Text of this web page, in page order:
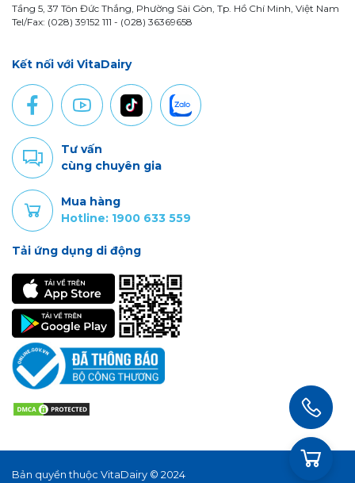
Tầng 5, 37 Tôn Đức Thắng, Phường Sài Gòn, Tp. Hồ Chí Minh, Việt Nam
Tel/Fax: (028) 39152 111 - (028) 36369658
Kết nối với VitaDairy
Tư vấn
cùng chuyên gia
Mua hàng
Hotline: 1900 633 559
Tải ứng dụng di động
Bản quyền thuộc VitaDairy © 2024